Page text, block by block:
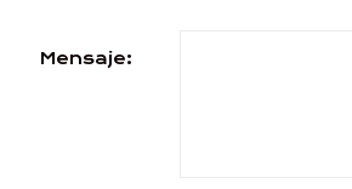
Mensaje: